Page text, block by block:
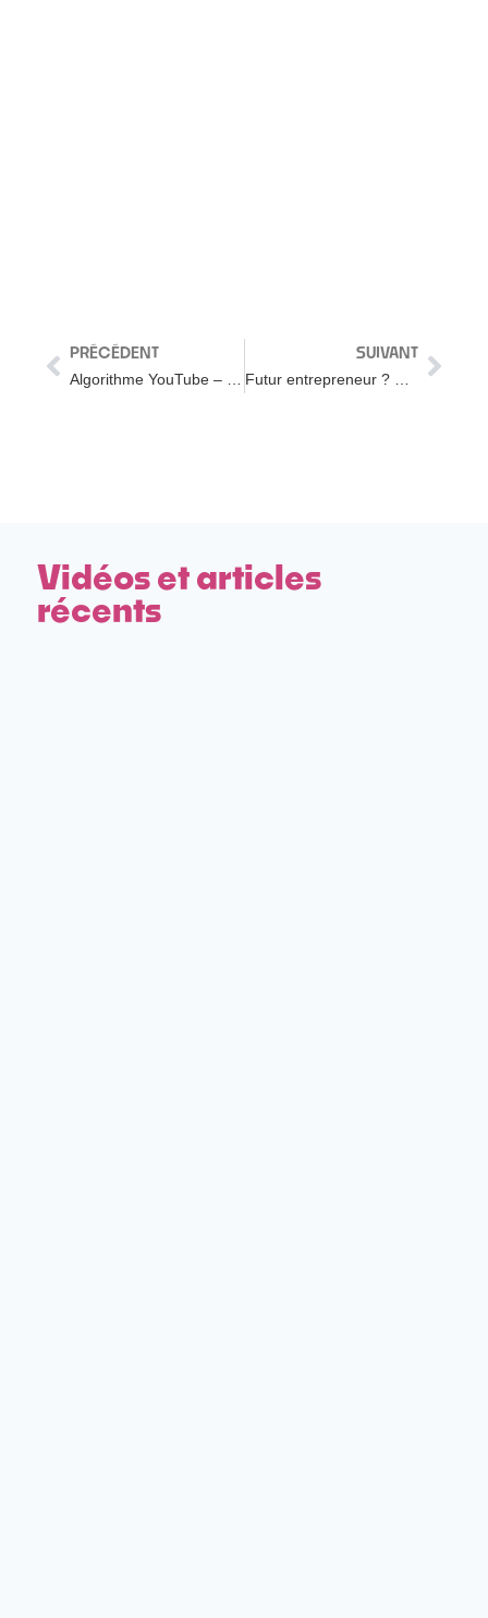
PRÉCÉDENT SUIVANT
Vidéos et articles
récents